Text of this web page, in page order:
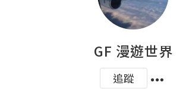
GF 漫遊世界
追蹤